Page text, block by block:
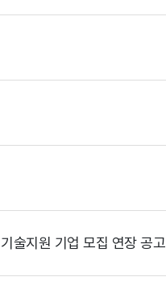
술지원 기업 모집 연장 공고